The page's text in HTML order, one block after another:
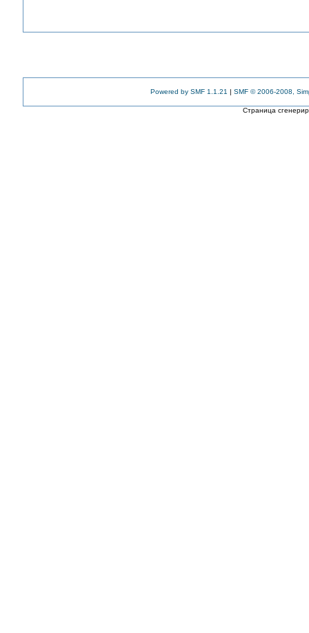
Powered by SMF 1.1.21 | SMF © 2006-2008,
Страница